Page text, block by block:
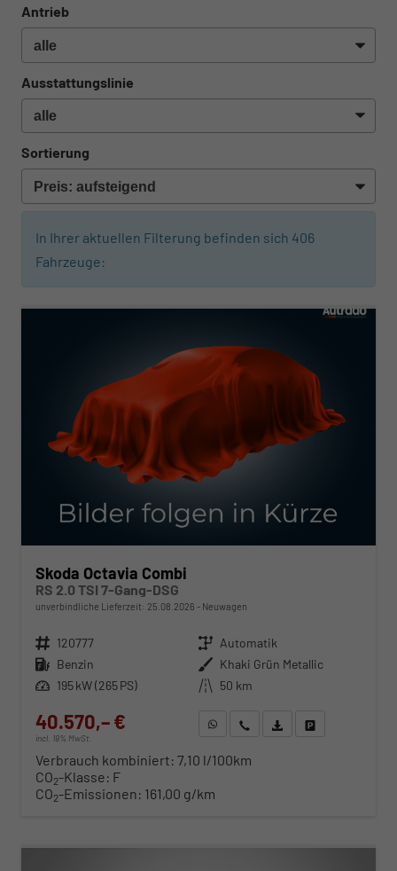
Antrieb
Ausstattungslinie
Sortierung
In Ihrer aktuellen Filterung befinden sich 406
Fahrzeuge:
ab 412,– € mtl.
Skoda Octavia Combi
RS 2.0 TSI 7-Gang-DSG
unverbindliche Lieferzeit: 25.08.2026 Neuwagen
Fahrzeugnr. 120777 Getriebe Automatik
Kraftstoff Benzin Außenfarbe Khaki Grün Metallic
Leistung 195 kW (265 PS) Kilometerstand 50 km
40.570,– €
incl. 19% MwSt.
WhatsApp anfragen
Wir rufen Sie anFahrzeugexposé (PDF)
Verbrauch kombiniert: 7,10 l/100km
CO2-Klasse: F
CO2-Emissionen: 161,00 g/km